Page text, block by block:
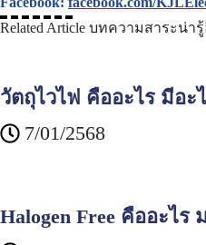
Related Article บทความสาระน่า
วัตถุไวไฟ คืออะไร มีอ
7/01/2568
Halogen Free คืออะไ